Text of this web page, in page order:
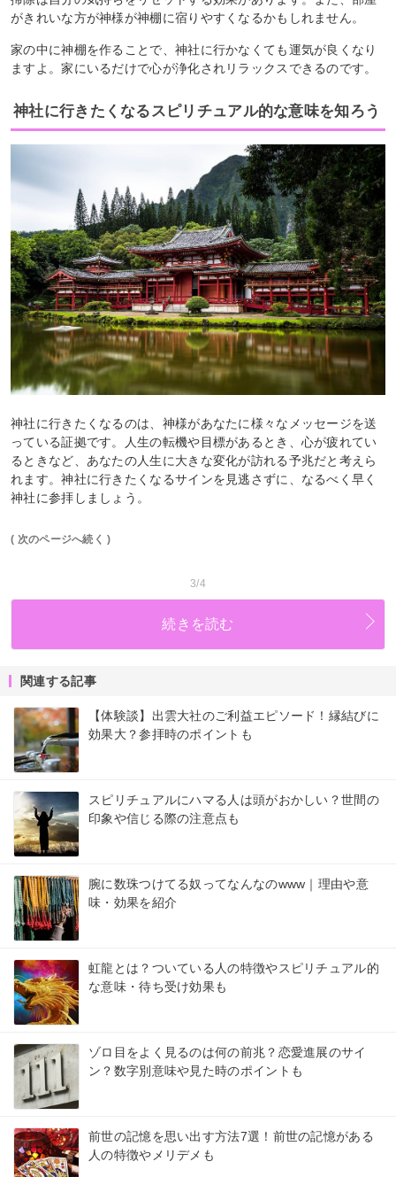
がきれいな方が神様が神棚に宿りやすくなるかもしれません。
家の中に神棚を作ることで、神社に行かなくても運気が良くなり
ますよ。家にいるだけで心が浄化されリラックスできるのです。
神社に行きたくなるスピリチュアル的な意味を知ろう
神社に行きたくなるのは、神様があなたに様々なメッセージを送
っている証拠です。人生の転機や目標があるとき、心が疲れてい
るときなど、あなたの人生に大きな変化が訪れる予兆だと考えら
れます。神社に行きたくなるサインを見逃さずに、なるべく早く
神社に参拝しましょう。
( 次のページへ続く )
3/4
続きを読む
関連する記事
【体験談】出雲大社のご利益エピソード！縁結びに
効果大？参拝時のポイントも
スピリチュアルにハマる人は頭がおかしい？世間の
印象や信じる際の注意点も
腕に数珠つけてる奴ってなんなのwww｜理由や意
味・効果を紹介
虹龍とは？ついている人の特徴やスピリチュアル的
な意味・待ち受け効果も
ゾロ目をよく見るのは何の前兆？恋愛進展のサイ
ン？数字別意味や見た時のポイントも
前世の記憶を思い出す方法7選！前世の記憶がある
人の特徴やメリデメも